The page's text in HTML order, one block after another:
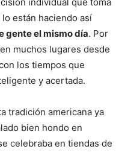
están haciendo así
gente el mismo día. Por
muchos lugares desde
los tiempos que
y acertada.
tradición americana ya
bien hondo en
celebraba en tiendas de